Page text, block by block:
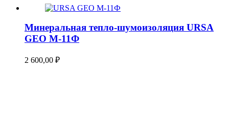
Минеральная тепло-шумоизоляция URSA
GEO М-11Ф
2 600,00 ₽